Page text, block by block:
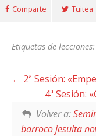
Comparte Tuitea
Etiquetas de lecciones:
2ª Sesión:
4ª Sesión:
Volver a:
barroco jesuita